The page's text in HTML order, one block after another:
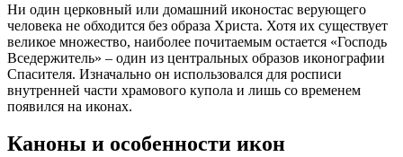
Ни один церковный или домашний иконостас верующего
человека не обходится без образа Христа. Хотя их существует
великое множество, наиболее почитаемым остается «Господь
Вседержитель» – один из центральных образов иконографии
Спасителя. Изначально он использовался для росписи
внутренней части храмового купола и лишь со временем
появился на иконах.
Каноны и особенности икон